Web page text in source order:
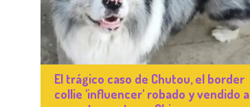
El trágico caso de Chutou, el border
collie 'influencer' robado y vendido a